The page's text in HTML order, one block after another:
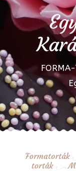
Formatorták
torták